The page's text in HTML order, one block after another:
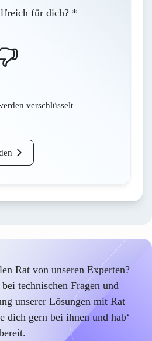
für dich? *
verschlüsselt
Rat von unseren Experten?
technischen Fragen und
unserer Lösungen mit Rat
dich gern bei ihnen und hab‘